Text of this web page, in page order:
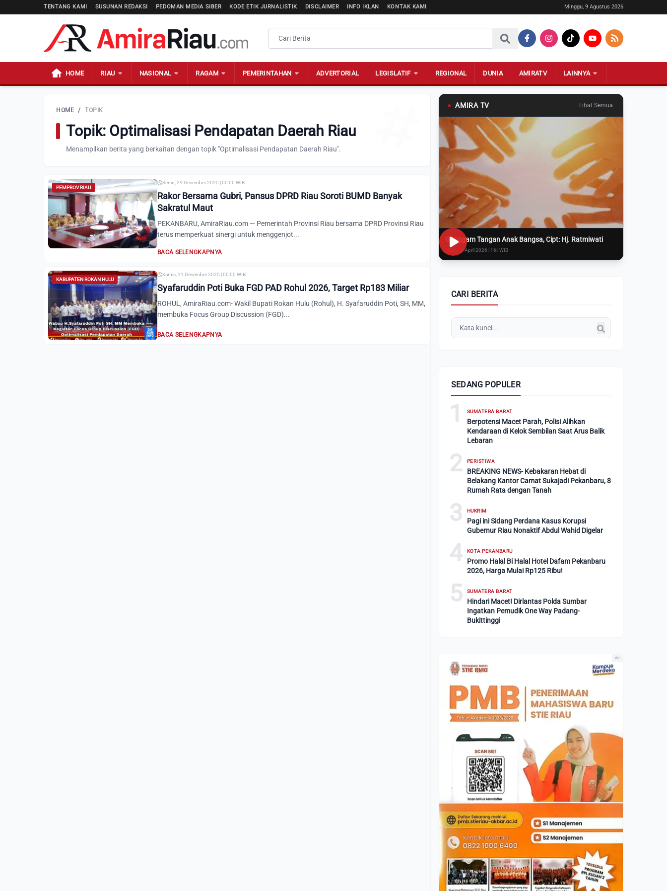
TENTANG KAMI SUSUNAN REDAKSI PEDOMAN MEDIA SIBER KODE ETIK JURNALISTIK DISCLAIMER INFO IKLAN KONTAK KAMI Minggu, 9 Agustus 2026
HOME RIAU NASIONAL RAGAM PEMERINTAHAN ADVERTORIAL LEGISLATIF REGIONAL DUNIA AMIRATV LAINNYA
HOME / TOPIK
Topik: Optimalisasi Pendapatan Daerah Riau
Menampilkan berita yang berkaitan dengan topik "Optimalisasi Pendapatan Daerah Riau".
PEMPROV RIAU
Senin, 29 Desember 2025 | 00:00 WIB
Rakor Bersama Gubri, Pansus DPRD Riau Soroti BUMD Banyak
Sakratul Maut
PEKANBARU, AmiraRiau.com — Pemerintah Provinsi Riau bersama DPRD Provinsi Riau
terus memperkuat sinergi untuk menggenjot...
BACA SELENGKAPNYA
KABUPATEN ROKAN HULU
Kamis, 11 Desember 2025 | 00:00 WIB
Syafaruddin Poti Buka FGD PAD Rohul 2026, Target Rp183 Miliar
ROHUL, AmiraRiau.com- Wakil Bupati Rokan Hulu (Rohul), H. Syafaruddin Poti, SH, MM,
membuka Focus Group Discussion (FGD)...
BACA SELENGKAPNYA
● AMIRA TV Lihat Semua
Genggam Tangan Anak Bangsa, Cipt: Hj. Ratmiwati
Rabu, 8 April 2026 | 16:i WIB
CARI BERITA
SEDANG POPULER
1 SUMATERA BARAT
Berpotensi Macet Parah, Polisi Alihkan
Kendaraan di Kelok Sembilan Saat Arus Balik
Lebaran
2 PERISTIWA
BREAKING NEWS- Kebakaran Hebat di
Belakang Kantor Camat Sukajadi Pekanbaru, 8
Rumah Rata dengan Tanah
3 HUKRIM
Pagi ini Sidang Perdana Kasus Korupsi
Gubernur Riau Nonaktif Abdul Wahid Digelar
4 KOTA PEKANBARU
Promo Halal Bi Halal Hotel Dafam Pekanbaru
2026, Harga Mulai Rp125 Ribu!
5 SUMATERA BARAT
Hindari Macet! Dirlantas Polda Sumbar
Ingatkan Pemudik One Way Padang-
Bukittinggi
Ad